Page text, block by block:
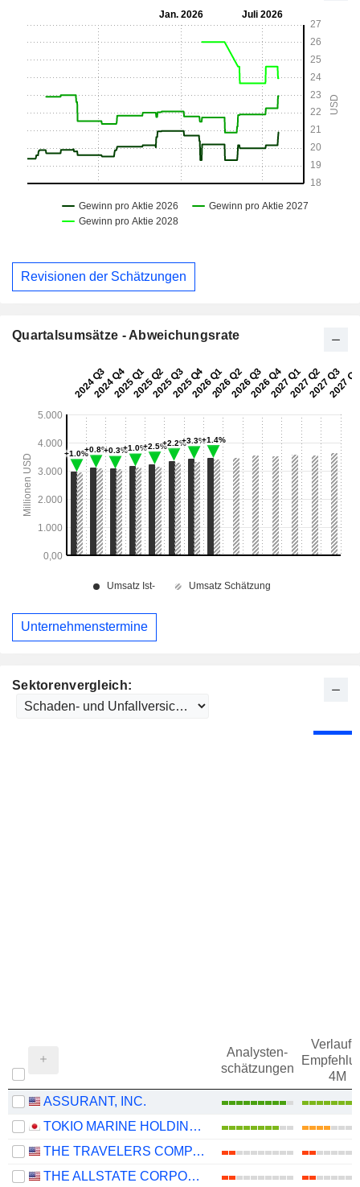
Sektorenvergleich:
Analysten-
schätzungen
Verlauf
4M
ASSURANT, INC.
TOKIO MARINE HOLDINGS, INC.
THE TRAVELERS COMPANIES, INC.
THE ALLSTATE CORPORATION
Revisionen der Schätzungen
Quartalsumsätze - Abweichungsrate
Unternehmenstermine